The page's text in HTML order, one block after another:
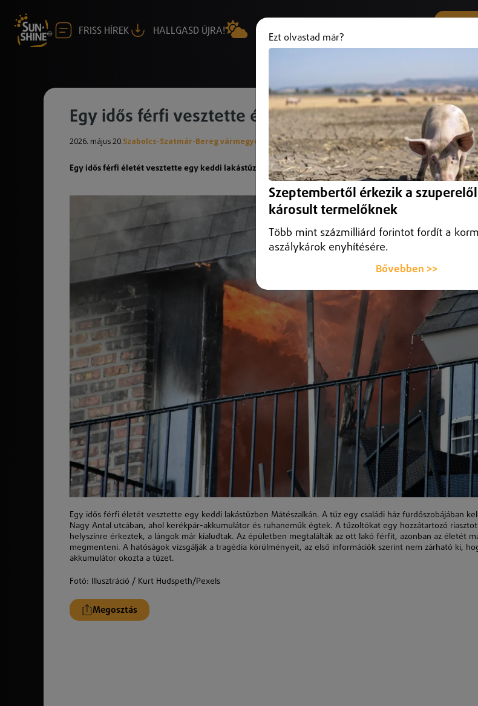
FRISS HÍREK HALLGASD ÚJRA! +36 (20) 316 3000
Egy idős férfi vesztette életét a lakástűzben
2026. május 20.Szabolcs-Szatmár-Bereg vármegye
Egy idős férfi életét vesztette egy keddi lakástűzben Mátészalkán.
Egy idős férfi életét vesztette egy keddi lakástűzben Mátészalkán. A tűz egy családi ház fürdőszobájában
Nagy Antal utcában, ahol kerékpár-akkumulátor és ruhaneműk égtek. A tűzoltókat egy hozzátartozó
helyszínre érkeztek, a lángok már kialudtak. Az épületben megtalálták az ott lakó férfit, azonban az életét
megmenteni. A hatóságok vizsgálják a tragédia körülményeit, az első információk szerint nem zárható ki,
akkumulátor okozta a tüzet.
Fotó: Illusztráció / Kurt Hudspeth/Pexels
Megosztás
Ezt olvastad már?
Szeptembertől érkezik a
károsult termelőknek
Több mint százmilliárd forintot fordít a
aszálykárok enyhítésére.
Bővebben >>